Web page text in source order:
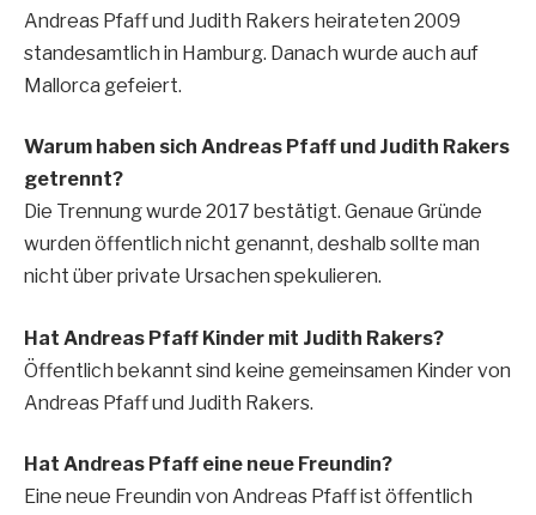
Andreas Pfaff und Judith Rakers heirateten 2009
standesamtlich in Hamburg. Danach wurde auch auf
Mallorca gefeiert.
Warum haben sich Andreas Pfaff und Judith Rakers
getrennt?
Die Trennung wurde 2017 bestätigt. Genaue Gründe
wurden öffentlich nicht genannt, deshalb sollte man
nicht über private Ursachen spekulieren.
Hat Andreas Pfaff Kinder mit Judith Rakers?
Öffentlich bekannt sind keine gemeinsamen Kinder von
Andreas Pfaff und Judith Rakers.
Hat Andreas Pfaff eine neue Freundin?
Eine neue Freundin von Andreas Pfaff ist öffentlich